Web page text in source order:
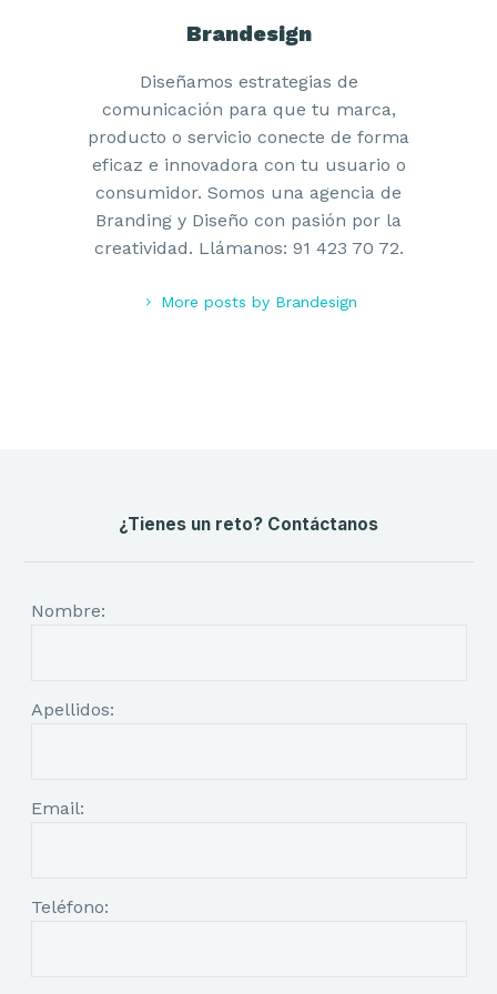
Brandesign
Diseñamos estrategias de
comunicación para que tu marca,
producto o servicio conecte de forma
eficaz e innovadora con tu usuario o
consumidor. Somos una agencia de
Branding y Diseño con pasión por la
creatividad. Llámanos: 91 423 70 72.
More posts by Brandesign
¿Tienes un reto? Contáctanos
Nombre:
Apellidos:
Email:
Teléfono: